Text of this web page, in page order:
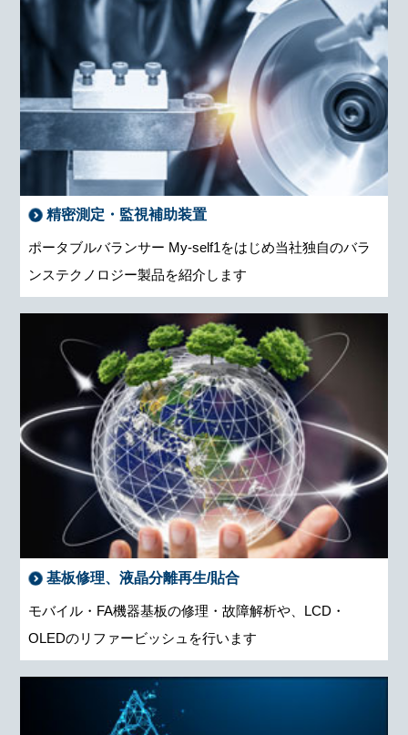
精密測定・監視補助装置
ポータブルバランサー My-self1をはじめ当社独自のバラ
ンステクノロジー製品を紹介します
基板修理、液晶分離再生/貼合
モバイル・FA機器基板の修理・故障解析や、LCD・
OLEDのリファービッシュを行います